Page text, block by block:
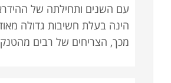
הינה בעלת חשיבות גדולה
מכך, הצריחים של רבים
שימוש במערכת של צינורות